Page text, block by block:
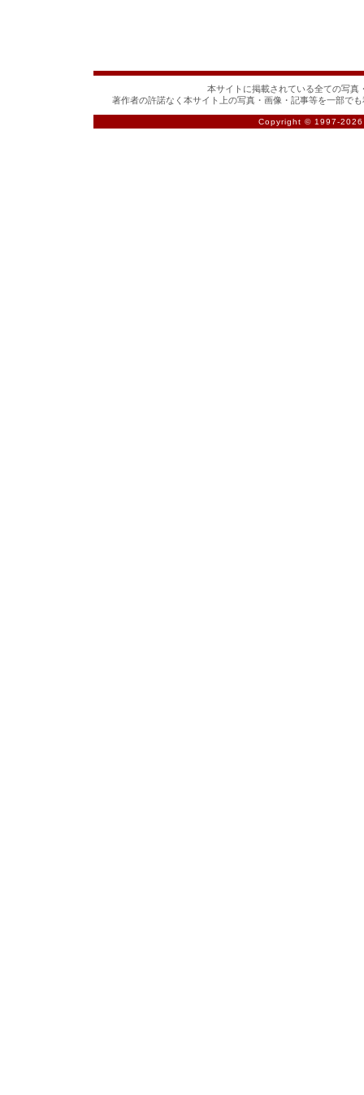
本サイトに掲載されている全ての写真
著作者の許諾なく本サイト上の写真・画像・記事等を一部で
Copyright © 1997-